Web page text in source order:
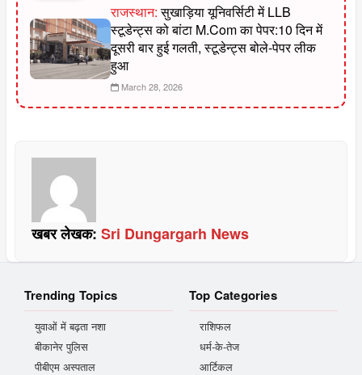
राजस्थान:सुखाड़िया यूनिवर्सिटी में LLB
स्टूडेन्ट्स को बांटा M.Com का पेपर:10 दिन में
दूसरी बार हुई गलती, स्टूडेन्ट्स बोले-पेपर लीक
हुआ
March 28, 2026
खबर लेखक: Sri Dungargarh News
Trending Topics
युवाओं में बढ़ता नशा
बीकानेर पुलिस
पीबीएम अस्पताल
Top Categories
राशिफल
धर्म-के-तेज
आर्टिकल